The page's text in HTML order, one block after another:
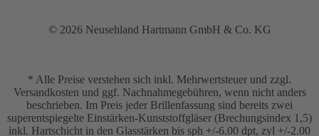
© 2026 Neusehland Hartmann GmbH & Co. KG
* Alle Preise verstehen sich inkl. Mehrwertsteuer und zzgl.
Versandkosten und ggf. Nachnahmegebühren, wenn nicht anders
beschrieben. Im Preis jeder Brillenfassung sind bereits zwei
superentspiegelte Einstärken-Kunststoffgläser (Brechungsindex 1,5)
inkl. Hartschicht in den Glasstärken bis sph +/-6.00 dpt, zyl +/-2.00